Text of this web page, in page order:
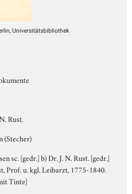
Universitätsbibliothek
Rust.
(Stecher)
sc. [gedr.] b) Dr. J. N. Rust. [gedr.]
Prof. u. kgl. Leibarzt, 1775-1840.
Tinte]